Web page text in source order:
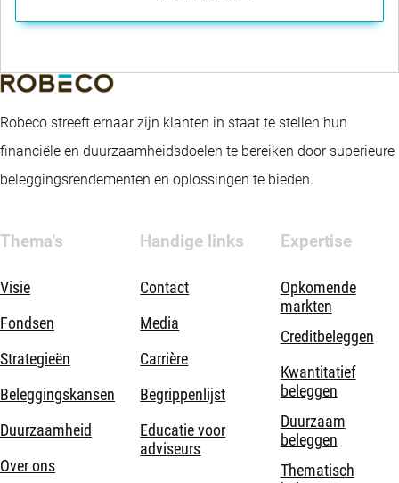
Robeco streeft ernaar zijn klanten in staat te stellen hun
financiële en duurzaamheidsdoelen te bereiken door superieure
beleggingsrendementen en oplossingen te bieden.
Thema's
Visie
Fondsen
Strategieën
Beleggingskansen
Duurzaamheid
Over ons
Handige links
Contact
Media
Carrière
Begrippenlijst
Educatie voor
adviseurs
Expertise
Opkomende
markten
Creditbeleggen
Kwantitatief
beleggen
Duurzaam
beleggen
Thematisch